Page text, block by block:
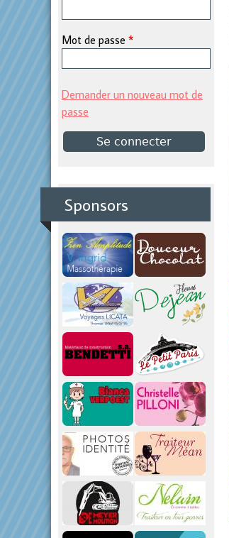
p
r
i
n
p
a
Mot de passe *
Demander un nouveau mot de
passe
Sponsors